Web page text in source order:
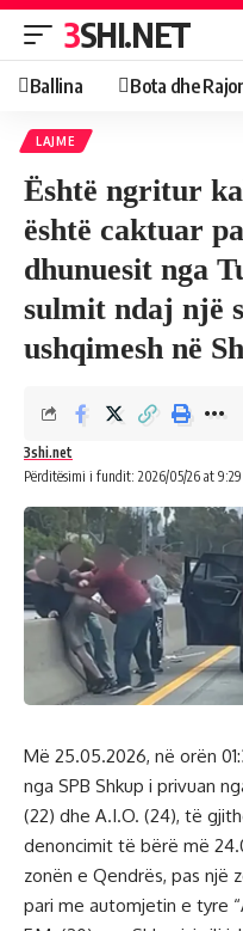
3SHI.NET
Ballina Bota dhe
LAJME
Është ngritur
është caktuar
dhunuesit nga
sulmit ndaj një
ushqimesh në
Përditësimi i fundit: 2026/05/26 at
3shi.net
Më 25.05.2026, në orën
nga SPB Shkup i privuan
(22) dhe A.I.O. (24), të
denoncimit të bërë më
zonën e Qendrës, pas një
pari me automjetin e tyre